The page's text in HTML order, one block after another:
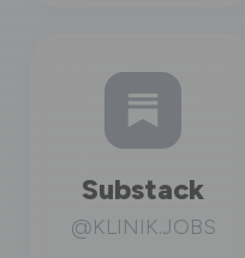
Substack
@KLINIK.JOBS